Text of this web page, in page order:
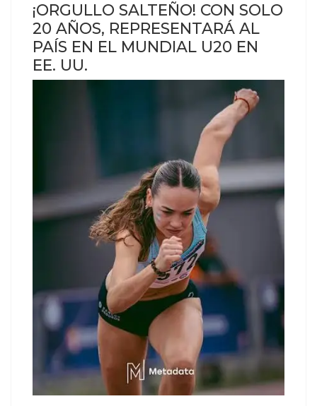
¡ORGULLO SALTEÑO! CON SOLO
20 AÑOS, REPRESENTARÁ AL
PAÍS EN EL MUNDIAL U20 EN
EE. UU.